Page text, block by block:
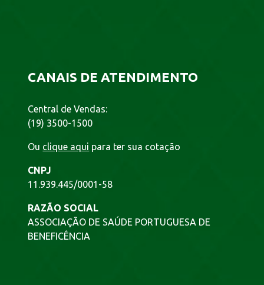
CANAIS DE ATENDIMENTO
Central de Vendas:
(19) 3500-1500
Ou clique aqui para ter sua cotação
CNPJ
11.939.445/0001-58
RAZÃO SOCIAL
ASSOCIAÇÃO DE SAÚDE PORTUGUESA DE
BENEFICÊNCIA